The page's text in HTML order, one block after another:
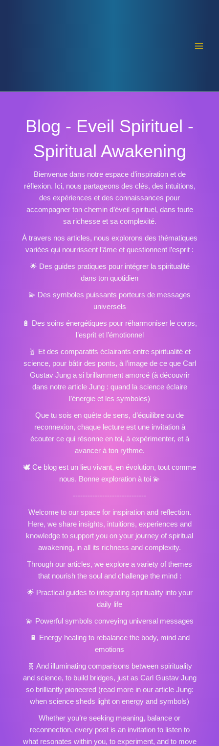
Blog - Eveil Spirituel -
Spiritual Awakening
Bienvenue dans notre espace d’inspiration et de
réflexion. Ici, nous partageons des clés, des intuitions,
des expériences et des connaissances pour
accompagner ton chemin d’éveil spirituel, dans toute
sa richesse et sa complexité.
À travers nos articles, nous explorons des thématiques
variées qui nourrissent l’âme et questionnent l’esprit :
🌟 Des guides pratiques pour intégrer la spiritualité
dans ton quotidien
💫 Des symboles puissants porteurs de messages
universels
🔋 Des soins énergétiques pour réharmoniser le corps,
l’esprit et l’émotionnel
🧬 Et des comparatifs éclairants entre spiritualité et
science, pour bâtir des ponts, à l’image de ce que Carl
Gustav Jung a si brillamment amorcé (à découvrir
dans notre article Jung : quand la science éclaire
l’énergie et les symboles)
Que tu sois en quête de sens, d’équilibre ou de
reconnexion, chaque lecture est une invitation à
écouter ce qui résonne en toi, à expérimenter, et à
avancer à ton rythme.
🕊️ Ce blog est un lieu vivant, en évolution, tout comme
nous. Bonne exploration à toi 💫
------------------------------
Welcome to our space for inspiration and reflection.
Here, we share insights, intuitions, experiences and
knowledge to support you on your journey of spiritual
awakening, in all its richness and complexity.
Through our articles, we explore a variety of themes
that nourish the soul and challenge the mind :
🌟 Practical guides to integrating spirituality into your
daily life
💫 Powerful symbols conveying universal messages
🔋 Energy healingto rebalance the body, mind and
emotions
🧬 And illuminating comparisons between spirituality
and science, to build bridges, just as Carl Gustav Jung
so brilliantly pioneered (read more in our article Jung:
when science sheds light on energy and symbols)
Whether you’re seeking meaning, balance or
reconnection, every post is an invitation to listen to
what resonates within you, to experiment, and to move